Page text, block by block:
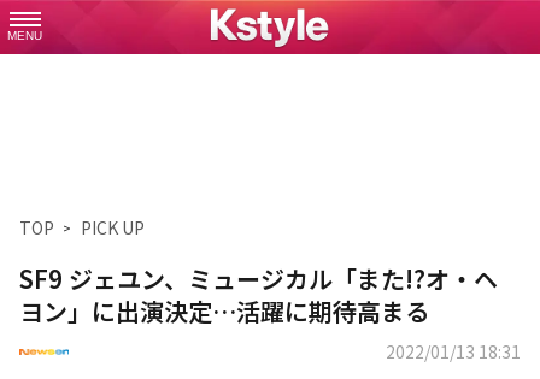
MENU
TOP PICK UP
SF9 ジェユン、ミュージカル「また!?オ・ヘ
ヨン」に出演決定…活躍に期待高まる
2022/01/13 18:31